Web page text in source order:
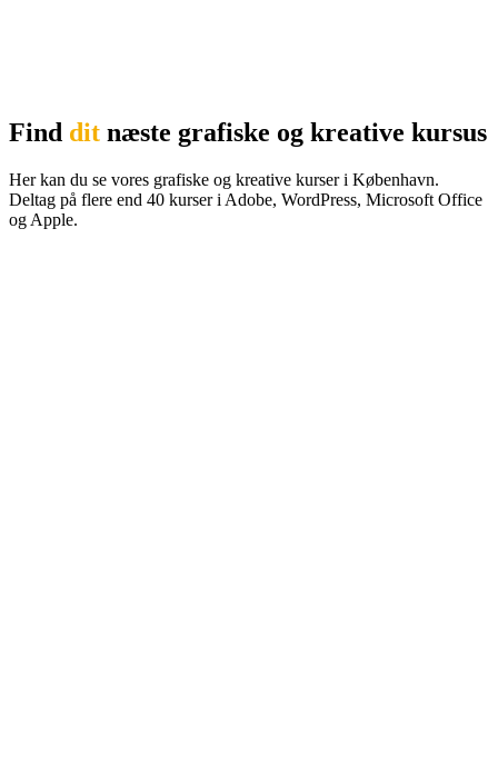
Find dit næste grafiske og kreative kursus
Her kan du se vores grafiske og kreative kurser i København.
Deltag på flere end 40 kurser i Adobe, WordPress, Microsoft Office
og Apple.